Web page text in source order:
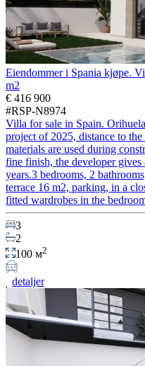
Eiendommer i Spania kjøpe.
m2
€ 416 900
#RSP-N8974
Villa for sale in Spain.
project of 2025, distance to
materials are used during
fine finish, the developer
years.3 bedrooms, 2
terrace 16 m2, parking, in a
fitted wardrobes in the
3
2
100 м2
detaljer